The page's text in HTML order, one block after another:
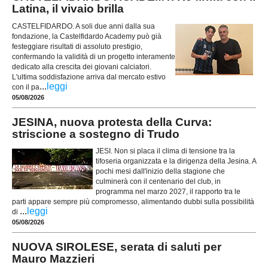
Latina, il vivaio brilla
CASTELFIDARDO. A soli due anni dalla sua
fondazione, la Castelfidardo Academy può già
festeggiare risultati di assoluto prestigio,
confermando la validità di un progetto interamente
dedicato alla crescita dei giovani calciatori.
L'ultima soddisfazione arriva dal mercato estivo
con il pa... leggi
05/08/2026
JESINA, nuova protesta della Curva:
striscione a sostegno di Trudo
JESI. Non si placa il clima di tensione tra la
tifoseria organizzata e la dirigenza della Jesina. A
pochi mesi dall'inizio della stagione che
culminerà con il centenario del club, in
programma nel marzo 2027, il rapporto tra le
parti appare sempre più compromesso, alimentando dubbi sulla possibilità
di ... leggi
05/08/2026
NUOVA SIROLESE, serata di saluti per
Mauro Mazzieri